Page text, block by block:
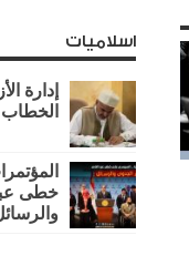
اسلاميات
إدارة
خطى